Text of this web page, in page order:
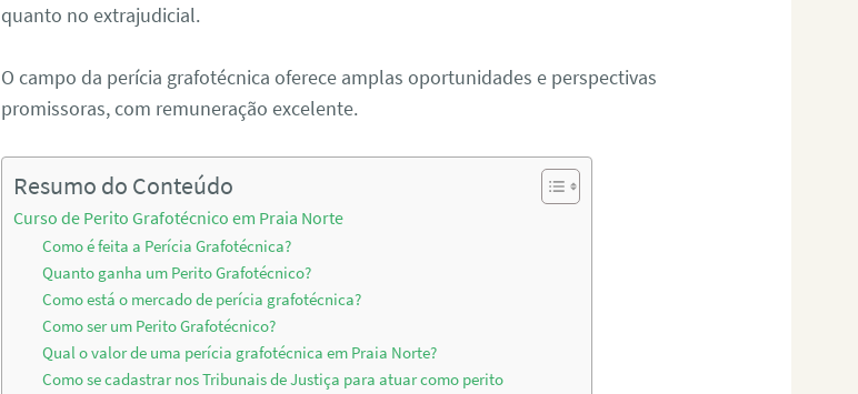
quanto no extrajudicial.
O campo da perícia grafotécnica oferece amplas oportunidades e perspectivas
promissoras, com remuneração excelente.
Resumo do Conteúdo
Curso de Perito Grafotécnico em Praia Norte
Como é feita a Perícia Grafotécnica?
Quanto ganha um Perito Grafotécnico?
Como está o mercado de perícia grafotécnica?
Como ser um Perito Grafotécnico?
Qual o valor de uma perícia grafotécnica em Praia Norte?
Como se cadastrar nos Tribunais de Justiça para atuar como perito